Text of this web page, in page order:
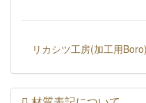
リカシツ工房(加工用Boro)